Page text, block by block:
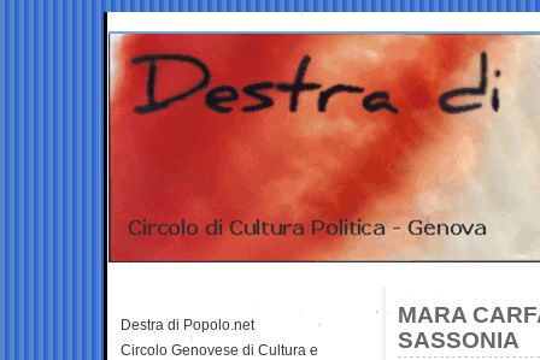
MARA
SASSONIA
Destra di Popolo.net
Circolo Genovese di Cultura e